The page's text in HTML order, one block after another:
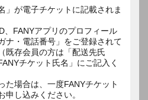
」が電子チケットに記載されま
、FANYアプリのプロフィール
ナ・電話番号」をご登録されて
既存会員の方は「配送先氏
チケット氏名」にご記入く
た場合は、一度FANYチケット
申し込みください。